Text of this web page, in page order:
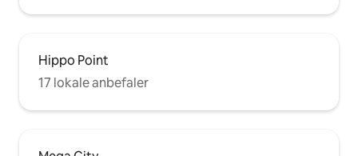
Hippo Point
17 lokale anbefaler